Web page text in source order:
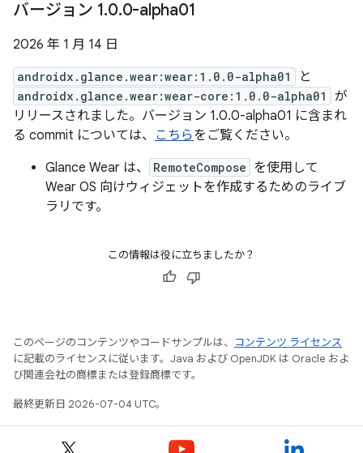
バージョン 1.0.0-alpha01
2026 年 1 月 14 日
androidx.glance.wear:wear:1.0.0-alpha01 と
androidx.glance.wear:wear-core:1.0.0-alpha01
が
リリースされました。バージョン 1.0.0-alpha01 に含まれ
る commit については、 こちらをご覧ください。
Glance Wear は、
RemoteCompose を使用して
Wear OS 向けウィジェットを作成するためのライブ
ラリです。
この情報は役に立ちましたか？
このページのコンテンツやコードサンプルは、
コンテンツ ライセンス
に記載のライセンスに従います。Java および OpenJDK は Oracle およ
び関連会社の商標または登録商標です。
最終更新日 2026-07-04 UTC。